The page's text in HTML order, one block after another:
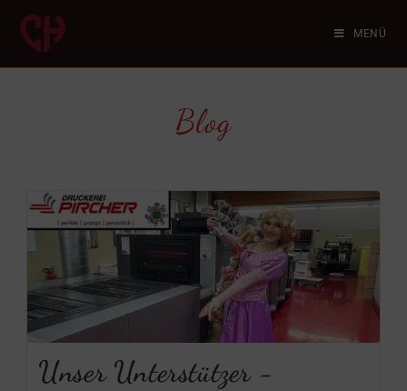
MENÜ
Blog
Unser Unterstützer -